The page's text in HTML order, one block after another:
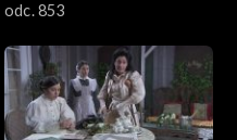
odc. 853